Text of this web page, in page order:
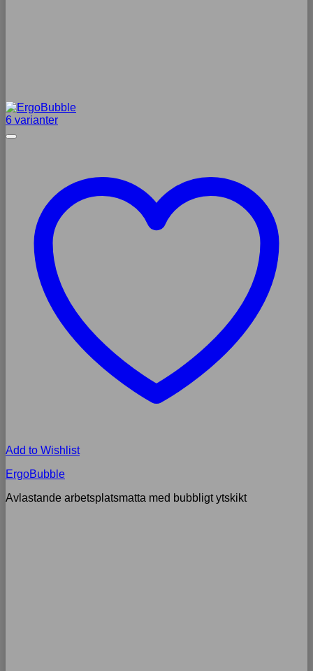
6 varianter
Add to Wishlist
ErgoBubble
Avlastande arbetsplatsmatta med bubbligt ytskikt